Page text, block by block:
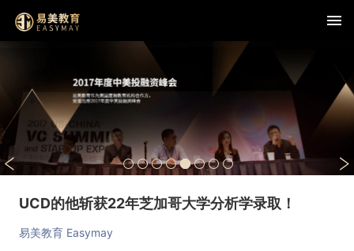
UCD的他斩获22年芝加哥大学分析学录取！
易美教育 Easymay